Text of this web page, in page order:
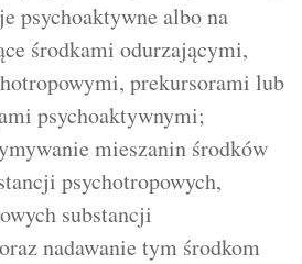
psychoaktywne albo na
środkami odurzającymi,
prekursorami lub
psychoaktywnymi;
mieszanin środków
psychotropowych,
substancji
nadawanie tym środkom